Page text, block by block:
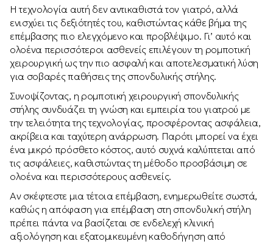
Η τεχνολογία αυτή δεν αντικαθιστά τον γιατρό, αλλά
ενισχύει τις δεξιότητές του, καθιστώντας κάθε βήμα της
επέμβασης πιο ελεγχόμενο και προβλέψιμο. Γι’ αυτό και
ολοένα περισσότεροι ασθενείς επιλέγουν τη ρομποτική
χειρουργική ως την πιο ασφαλή και αποτελεσματική λύση
για σοβαρές παθήσεις της σπονδυλικής στήλης.
Συνοψίζοντας, η ρομποτική χειρουργική σπονδυλικής
στήλης συνδυάζει τη γνώση και εμπειρία του γιατρού με
την τελειότητα της τεχνολογίας, προσφέροντας ασφάλεια,
ακρίβεια και ταχύτερη ανάρρωση. Παρότι μπορεί να έχει
ένα μικρό πρόσθετο κόστος, αυτό συχνά καλύπτεται από
τις ασφάλειες, καθιστώντας τη μέθοδο προσβάσιμη σε
ολοένα και περισσότερους ασθενείς.
Αν σκέφτεστε μια τέτοια επέμβαση, ενημερωθείτε σωστά,
καθώς η απόφαση για επέμβαση στη σπονδυλική στήλη
πρέπει πάντα να βασίζεται σε ενδελεχή κλινική
αξιολόγηση και εξατομικευμένη καθοδήγηση από